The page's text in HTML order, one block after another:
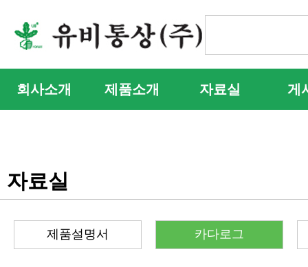
회사소개 제품소개 자료실 게
자료실
제품설명서 카다로그